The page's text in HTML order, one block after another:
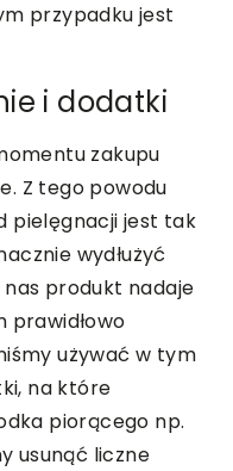
przypadku jest
i dodatki
zakupu
Z tego powodu
pielęgnacji jest tak
wydłużyć
produkt nadaje
prawidłowo
używać w tym
na które
piorącego np.
usunąć liczne